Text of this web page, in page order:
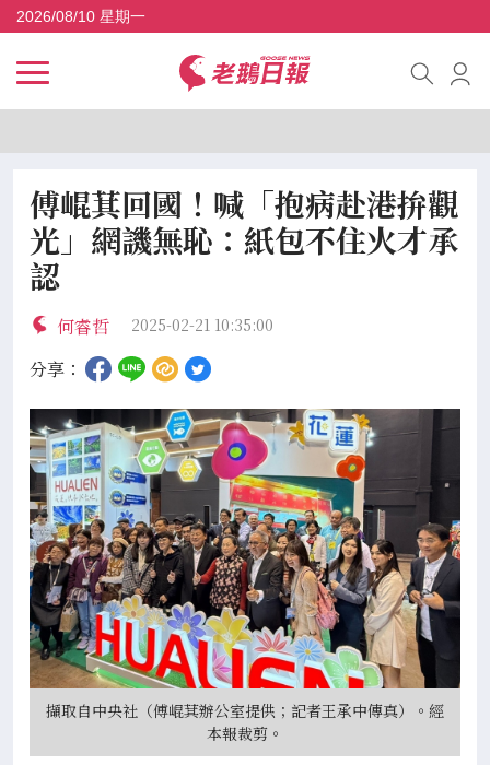
2026/08/10 星期一
傅崐萁回國！喊「抱病赴港拚觀
光」網譏無恥：紙包不住火才承
認
何睿哲 2025-02-21 10:35:00
分享：
擷取自中央社（傅崐萁辦公室提供；記者王承中傳真）。經
本報裁剪。